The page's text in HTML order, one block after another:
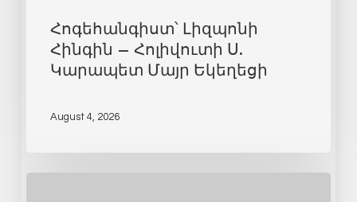
Հոգեհանգիստ՝ Լիզպոնի
Հինգին – Հոլիվուտի Ս.
Կարապետ Մայր Եկեղեցի
August 4, 2026